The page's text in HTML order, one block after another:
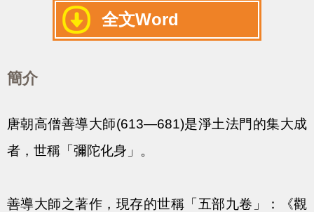
全文Word
簡介
唐朝高僧善導大師(613—681)是淨土法門的集大成
者，世稱「彌陀化身」。
善導大師之著作，現存的世稱「五部九卷」：《觀